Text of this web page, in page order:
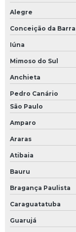
Alegre
Conceição da Barra
Iúna
Mimoso do Sul
Anchieta
Pedro Canário
São Paulo
Amparo
Araras
Atibaia
Bauru
Bragança Paulista
Caraguatatuba
Guarujá